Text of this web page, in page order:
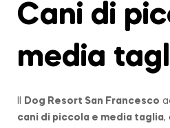
Cani di
media
Dog Resort San Francesco
cani di piccola e media taglia,